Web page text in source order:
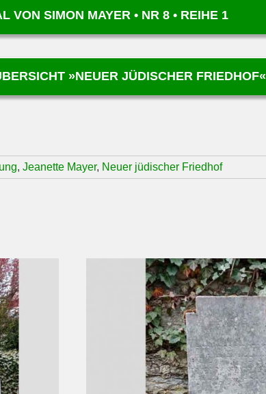
VON SIMON MAYER • NR 8 • REIHE 1
»NEUER JÜDISCHER FRIEDHOF«
, Jeanette Mayer, Neuer jüdischer Friedhof